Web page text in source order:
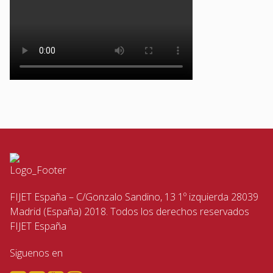
FIJET España – C/Gonzalo Sandino, 13 1º izquierda 28039
Madrid (España) 2018. Todos los derechos reservados
FIJET España
Siguenos en